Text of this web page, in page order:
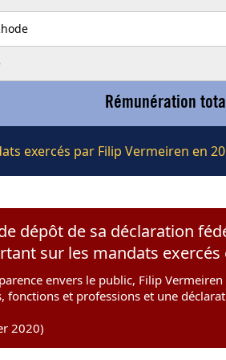
Rémunération
exercés par Filip Vermeiren en
dépôt de sa déclaration
sur les mandats exercés
envers le public, Filip
fonctions et professions et une
2020)